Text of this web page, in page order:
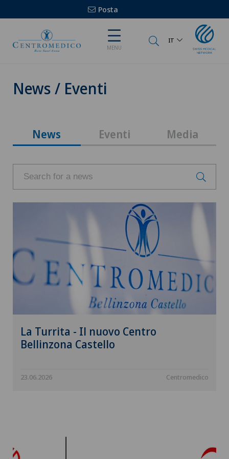
Posta
MENU
IT
News / Eventi
News Eventi Media
La Turrita - Il nuovo Centro
Bellinzona Castello
23.06.2026 Centromedico